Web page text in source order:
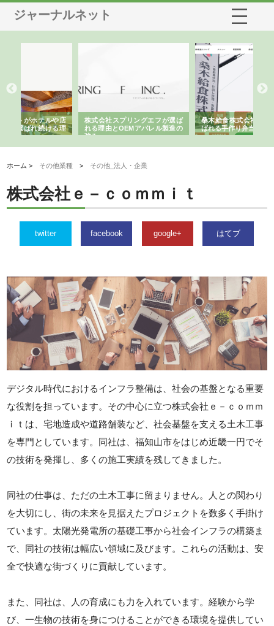
ジャーナルネット
株式会社スプリングエフが選ば
れる理由とOEMアパレル製造の
強み
桑木給食株式会社が福山市で選
ばれる手作り弁当配達の理由
ホーム > その他業種 > その他_法人・企業
株式会社ｅ－ｃｏｍｍｉｔ
twitter facebook google+ はてブ
デジタル時代におけるインフラ整備は、社会の基盤となる重要
な役割を担っています。その中心に立つ株式会社ｅ－ｃｏｍｍ
ｉｔは、宅地造成や道路舗装など、社会基盤を支える土木工事
を専門としています。同社は、福知山市をはじめ近畿一円でそ
の技術を発揮し、多くの施工実績を残してきました。
同社の仕事は、ただの土木工事に留まりません。人との関わり
を大切にし、街の未来を見据えたプロジェクトを数多く手掛け
ています。太陽光発電所の基礎工事から社会インフラの構築ま
で、同社の技術は幅広い領域に及びます。これらの活動は、安
全で快適な街づくりに貢献しています。
また、同社は、人の育成にも力を入れています。経験から学
び、一生物の技術を身につけることができる環境を提供してい